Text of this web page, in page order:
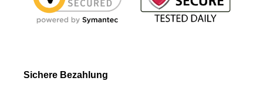
Sichere Bezahlung